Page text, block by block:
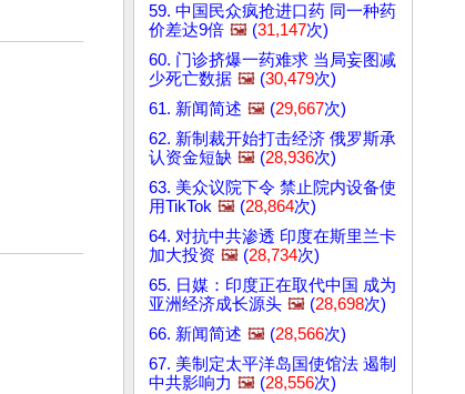
59. 中国民众疯抢进口药 同一种药
价差达9倍 🖼️ (31,147次)
60. 门诊挤爆一药难求 当局妄图减
少死亡数据 🖼️ (30,479次)
61. 新闻简述 🖼️ (29,667次)
62. 新制裁开始打击经济 俄罗斯承
认资金短缺 🖼️ (28,936次)
63. 美众议院下令 禁止院内设备使
用TikTok 🖼️ (28,864次)
64. 对抗中共渗透 印度在斯里兰卡
加大投资 🖼️ (28,734次)
65. 日媒：印度正在取代中国 成为
亚洲经济成长源头 🖼️ (28,698次)
66. 新闻简述 🖼️ (28,566次)
67. 美制定太平洋岛国使馆法 遏制
中共影响力 🖼️ (28,556次)